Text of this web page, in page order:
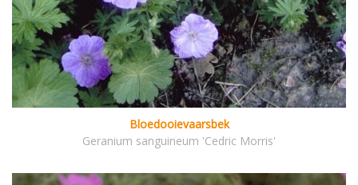
Bloedooievaarsbek
Geranium sanguineum 'Cedric Morris'